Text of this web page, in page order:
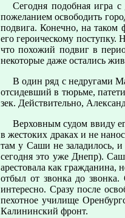
Сегодня подобная игра
пожеланием освободить
подвига. Конечно, на таком
его героическому
что похожий подвиг в
некоторые даже остались
В один ряд с недругами
отсидевший в тюрьме,
зек. Действительно,
Верховным судом ввиду
в жестоких драках и не
там у Саши не заладилось, и
сегодня это уже Днепр).
арестовала как
отбыл от звонка до
интересно. Сразу после
пехотное училище
Калининский фронт.